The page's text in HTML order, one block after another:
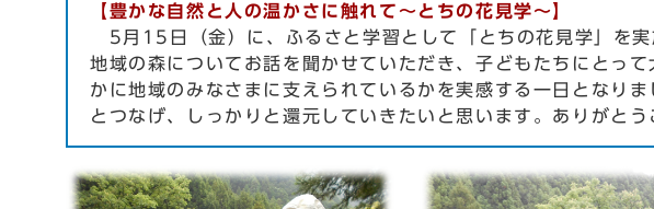
【豊かな自然と人の温かさに触れて〜とちの花見学〜】
5月15日（金）に、ふるさと学習として「とちの花見学」を
地域の森についてお話を聞かせていただき、子どもたちにとっ
かに地域のみなさまに支えられているかを実感する一日となり
とつなげ、しっかりと還元していきたいと思います。ありがとう